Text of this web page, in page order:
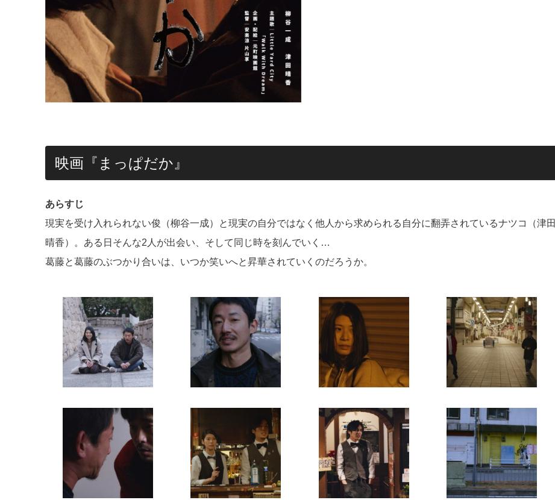
映画『まっぱだか』
あらすじ
現実を受け入れられない俊（柳谷一成）と現実の自分ではなく他人から求められる自分に翻弄されているナツコ（津田
晴香）。ある日そんな2人が出会い、そして同じ時を刻んでいく…
葛藤と葛藤のぶつかり合いは、いつか笑いへと昇華されていくのだろうか。